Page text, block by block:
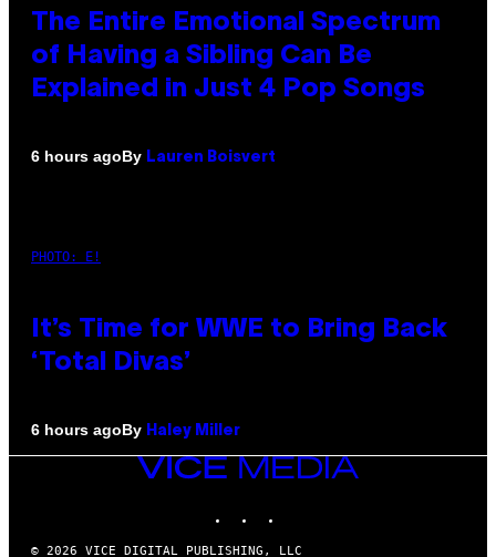
The Entire Emotional Spectrum
of Having a Sibling Can Be
Explained in Just 4 Pop Songs
6 hours agoBy Lauren Boisvert
PHOTO: E!
It’s Time for WWE to Bring Back
‘Total Divas’
6 hours agoBy Haley Miller
VICE
MEDIA
© 2026 VICE DIGITAL PUBLISHING, LLC